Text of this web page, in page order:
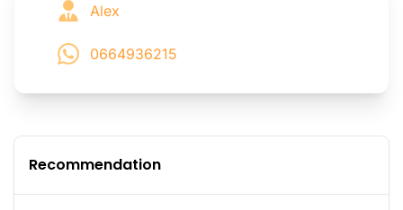
Alex
0664936215
Recommendation